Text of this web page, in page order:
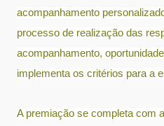
acompanhamento
processo de realização das
acompanhamento,
implementa os critérios para a
A premiação se completa com